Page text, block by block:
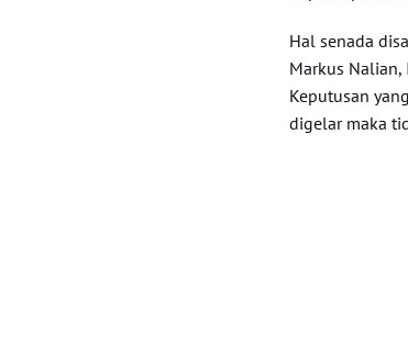
Hal senada
Markus
Keputusan
digelar maka